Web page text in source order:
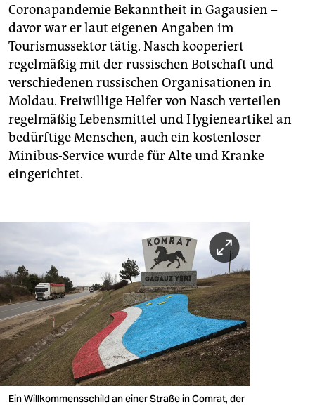
Coronapandemie Bekanntheit in Gagausien –
davor war er laut eigenen Angaben im
Tourismussektor tätig. Nasch kooperiert
regelmäßig mit der russischen Botschaft und
verschiedenen russischen Organisationen in
Moldau. Freiwillige Helfer von Nasch verteilen
regelmäßig Lebensmittel und Hygieneartikel an
bedürftige Menschen, auch ein kostenloser
Minibus-Service wurde für Alte und Kranke
eingerichtet.
Ein Willkommensschild an einer Straße in Comrat, der